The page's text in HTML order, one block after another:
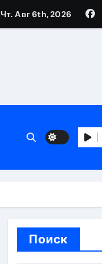
Чт. Авг 6th, 2026
Поиск